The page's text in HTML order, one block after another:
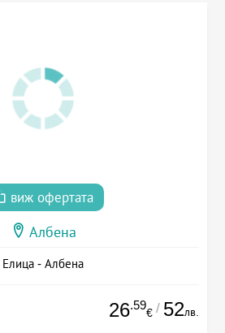
виж офертата
Албена
Елица - Албена
26.59
€ / 52лв.